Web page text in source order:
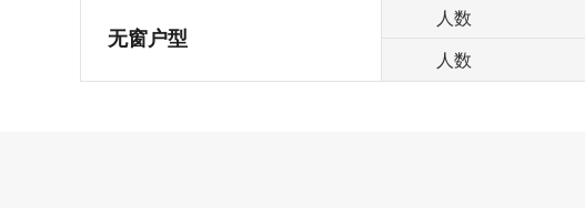
无窗户型
人数
人数